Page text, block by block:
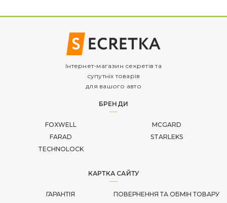
Інтернет-магазин секретів та
супутніх товарів
для вашого авто
БРЕНДИ
FOXWELL
MCGARD
FARAD
STARLEKS
TECHNOLOCK
КАРТКА САЙТУ
ГАРАНТІЯ
ПОВЕРНЕННЯ ТА ОБМІН ТОВАРУ